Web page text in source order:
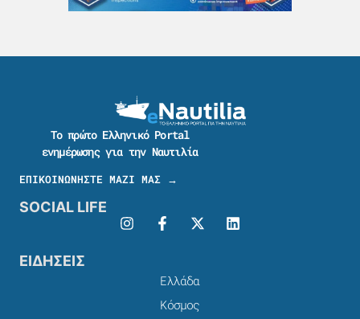
Το πρώτο Ελληνικό Portal
ενημέρωσης για την Ναυτιλία
ΕΠΙΚΟΙΝΩΝΗΣΤΕ ΜΑΖΙ ΜΑΣ →
SOCIAL LIFE
ΕΙΔΗΣΕΙΣ
Ελλάδα
Κόσμος